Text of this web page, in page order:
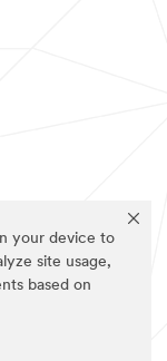
your device to
site usage,
based on